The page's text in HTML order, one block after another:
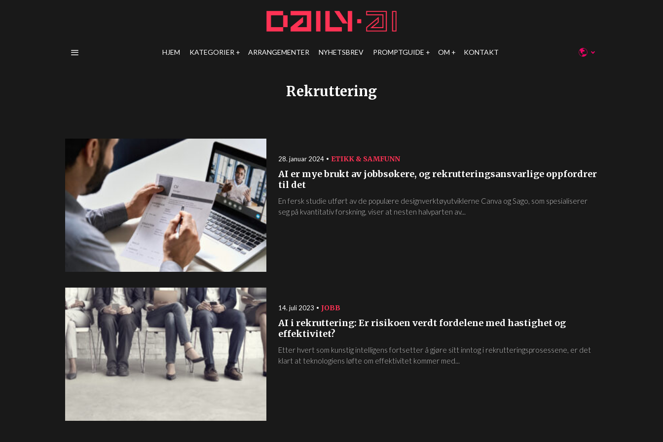
HJEM KATEGORIER ARRANGEMENTER NYHETSBREV PROMPTGUIDE OM KONTAKT
Rekruttering
28. januar 2024 ETIKK & SAMFUNN
AI er mye brukt av jobbsøkere, og rekrutteringsansvarlige oppfordrer
til det
En fersk studie utført av de populære designverktøyutviklerne Canva og Sago, som spesialiserer
seg på kvantitativ forskning, viser at nesten halvparten av...
14. juli 2023 JOBB
AI i rekruttering: Er risikoen verdt fordelene med hastighet og
effektivitet?
Etter hvert som kunstig intelligens fortsetter å gjøre sitt inntog i rekrutteringsprosessene, er det
klart at teknologiens løfte om effektivitet kommer med...